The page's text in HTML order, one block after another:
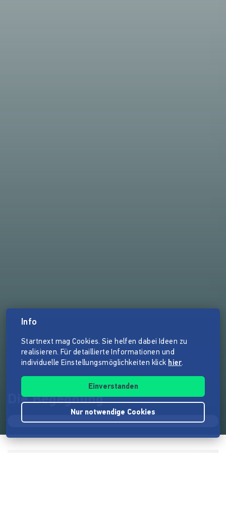
Die Begegnung
Info
Startnext mag Cookies. Sie helfen dabei Ideen zu
realisieren. Für detaillierte Informationen und
individuelle Einstellungsmöglichkeiten klick hier.
Einverstanden
Nur notwendige Cookies